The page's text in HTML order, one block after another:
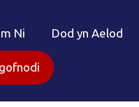
Ni Dod yn Aelod